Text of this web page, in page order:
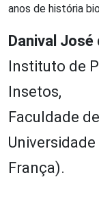
anos de história
Danival José
Instituto de
Insetos,
Faculdade
França).